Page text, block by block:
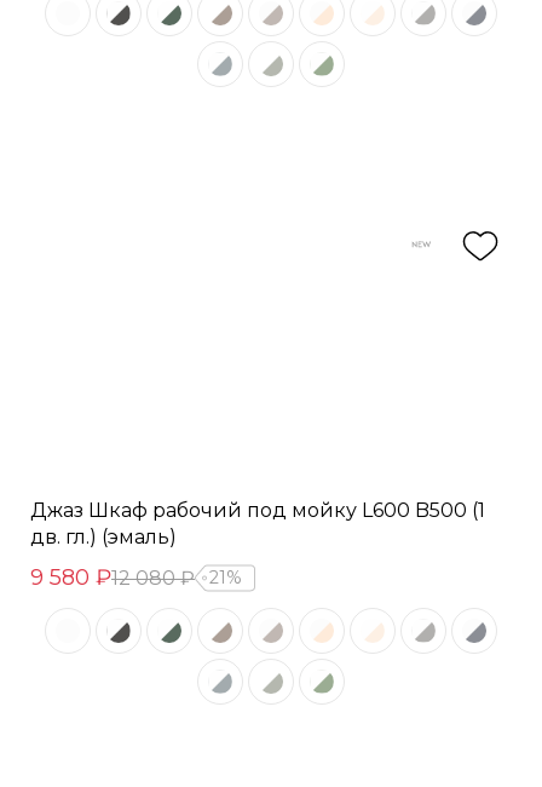
Джаз Шкаф рабочий под мойку L600 B500 (1
дв. гл.) (эмаль)
9 580 ₽12 080 ₽ 21%